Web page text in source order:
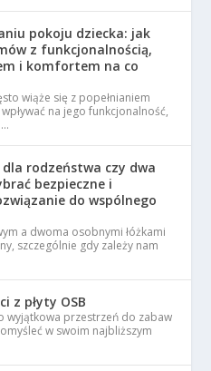
pokoju dziecka: jak
z funkcjonalnością,
i komfortem na co
wiąże się z popełnianiem
na jego funkcjonalność,
rodzeństwa czy dwa
bezpieczne i
do wspólnego
a dwoma osobnymi łóżkami
szczególnie gdy zależy nam
z płyty OSB
wyjątkowa przestrzeń do zabaw
w swoim najbliższym